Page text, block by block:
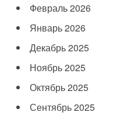
Февраль 2026
Январь 2026
Декабрь 2025
Ноябрь 2025
Октябрь 2025
Сентябрь 2025